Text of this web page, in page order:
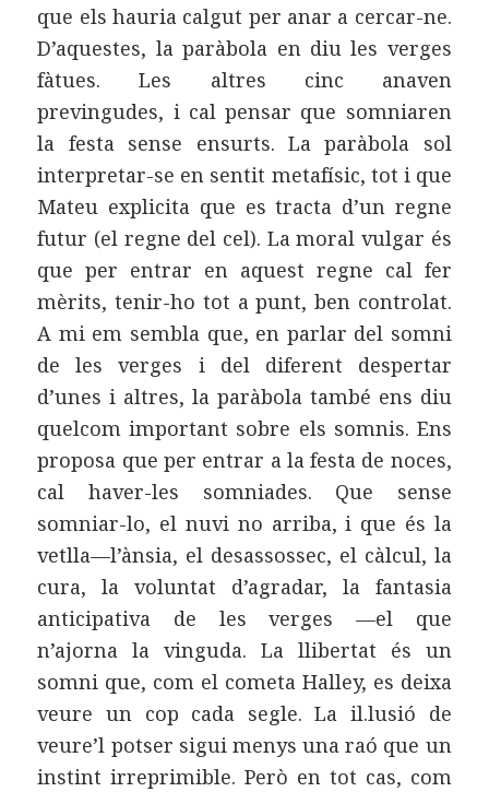
que els hauria calgut per anar a cercar-ne.
D’aquestes, la paràbola en diu les verges
fàtues. Les altres cinc anaven
previngudes, i cal pensar que somniaren
la festa sense ensurts. La paràbola sol
interpretar-se en sentit metafísic, tot i que
Mateu explicita que es tracta d’un regne
futur (el regne del cel). La moral vulgar és
que per entrar en aquest regne cal fer
mèrits, tenir-ho tot a punt, ben controlat.
A mi em sembla que, en parlar del somni
de les verges i del diferent despertar
d’unes i altres, la paràbola també ens diu
quelcom important sobre els somnis. Ens
proposa que per entrar a la festa de noces,
cal haver-les somniades. Que sense
somniar-lo, el nuvi no arriba, i que és la
vetlla—l’ànsia, el desassossec, el càlcul, la
cura, la voluntat d’agradar, la fantasia
anticipativa de les verges —el que
n’ajorna la vinguda. La llibertat és un
somni que, com el cometa Halley, es deixa
veure un cop cada segle. La il.lusió de
veure’l potser sigui menys una raó que un
instint irreprimible. Però en tot cas, com